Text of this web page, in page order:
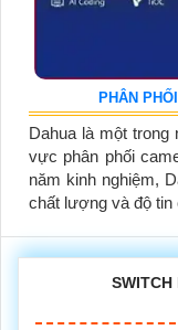
PHÂN
Dahua là một trong
vực phân phối
năm kinh nghiệm,
chất lượng và độ tin
SWITCH